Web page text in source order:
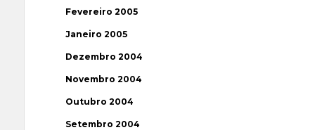
Fevereiro 2005
Janeiro 2005
Dezembro 2004
Novembro 2004
Outubro 2004
Setembro 2004